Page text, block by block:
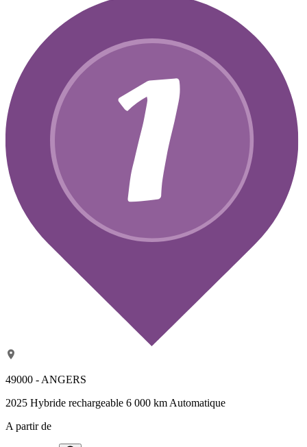
49000 - ANGERS
2025 Hybride rechargeable 6 000 km Automatique
A partir de